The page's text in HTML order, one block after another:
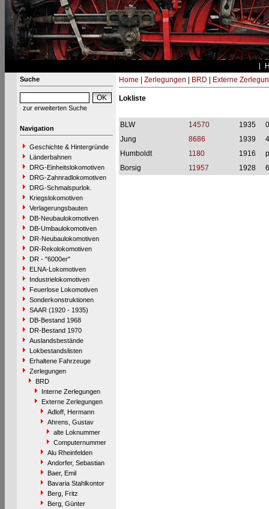
Suche
zur erweiterten Suche
Navigation
Geschichte & Hintergründe
Länderbahnen
DRG-Einheitslokomotiven
DRG-Zahnradlokomotiven
DRG-Schmalspurlok.
Kriegslokomotiven
Verlagerungsbauten
DB-Neubaulokomotiven
DB-Umbaulokomotiven
DR-Neubaulokomotiven
DR-Rekolokomotiven
DR - "6000er"
ELNA-Lokomotiven
Industrielokomotiven
Feuerlose Lokomotiven
Sonderkonstruktionen
SAAR (1920 - 1935)
DB-Bestand 1968
DR-Bestand 1970
Auslandsbestände
Lokbestandslisten
Erhaltene Fahrzeuge
Zerlegungen
BRD
Interne Zerlegungen
Externe Zerlegungen
Adloff, Hermann
Ahrens, Gustav
alte Loknummer
Computernummer
Alu Rheinfelden
Andorfer, Sebastian
Baer, Emil
Bavaria Stahlkontor
Berg, Fritz
Berg, Günter
Home Zerlegungen BRD Externe
Lokliste
BLW 14570 1935
Jung
8686 1939
Humboldt
1180 1916
Borsig
11957 1928